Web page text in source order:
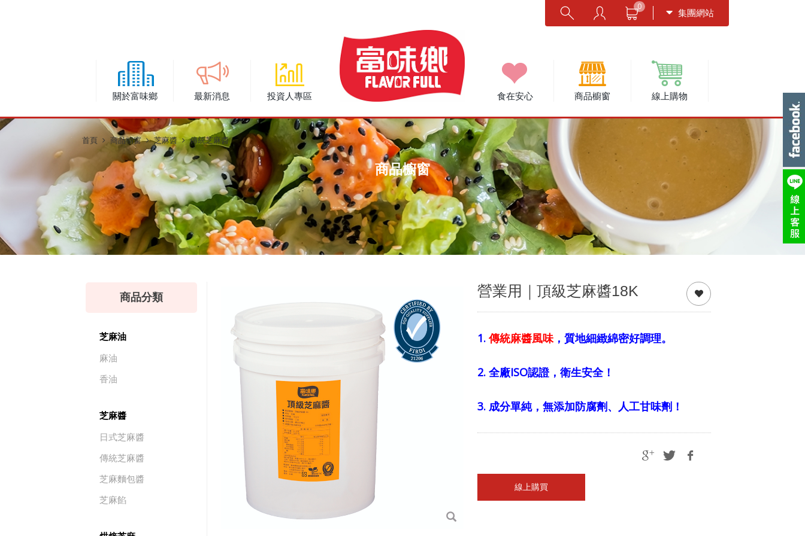
0
集團網站
關於富味鄉 最新消息 投資人專區 食在安心 商品櫥窗 線上購物
商品櫥窗
首頁 商品櫥窗 芝麻醬 傳統芝麻醬
營業用｜頂級芝麻醬18K
1.傳統麻醬風味，質地細緻綿密好調理。
2. 全廠ISO認證，衛生安全！
3. 成分單純，無添加防腐劑、人工甘味劑！
線上購買
商品分類
芝麻油
麻油
香油
芝麻醬
日式芝麻醬
傳統芝麻醬
芝麻麵包醬
芝麻餡